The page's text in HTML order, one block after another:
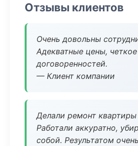
Отзывы клиентов
Очень довольны
Адекватные цены,
договоренностей.
— Клиент компании
Делали ремонт
Работали аккуратно,
собой. Результатом